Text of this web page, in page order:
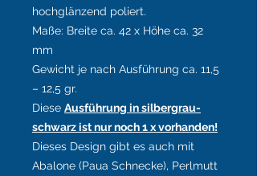
hochglänzend poliert.
Maße: Breite ca. 42 x Höhe ca. 32
mm
Gewicht je nach Ausführung ca. 11,5
– 12,5 gr.
Diese Ausführung in silbergrau-
schwarz ist nur noch 1 x vorhanden!
Dieses Design gibt es auch mit
Abalone (Paua Schnecke), Perlmutt